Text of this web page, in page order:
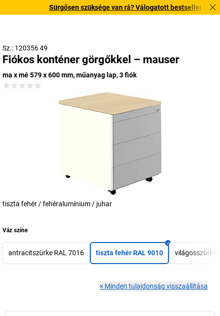
Sürgősen szüksége van rá? Válogatott bestseller
Sz.: 120356 49
Fiókos konténer görgőkkel – mauser
ma x mé 579 x 600 mm, műanyag lap, 3 fiók
tiszta fehér / fehéralumínium / juhar
Váz színe
antracitszürke RAL 7016 tiszta fehér RAL 9010 világosszürke
× Minden tulajdonság visszaállítása